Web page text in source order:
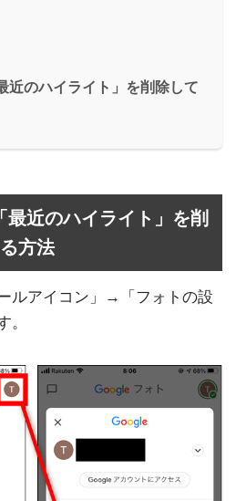
近のハイライト」を削除して
近のハイライト」を削
方法
ルアイコン」→「フォトの設
。